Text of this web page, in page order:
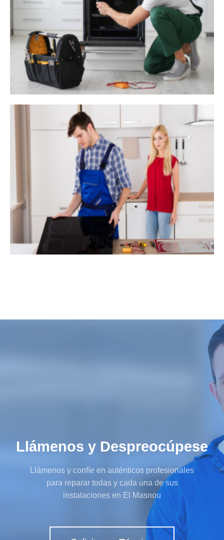
Llámenos y Despreocúpese
Llámenos y confíe en auténticos profesionales
para reparar todas y cada una de sus
instalaciones en El Masnou